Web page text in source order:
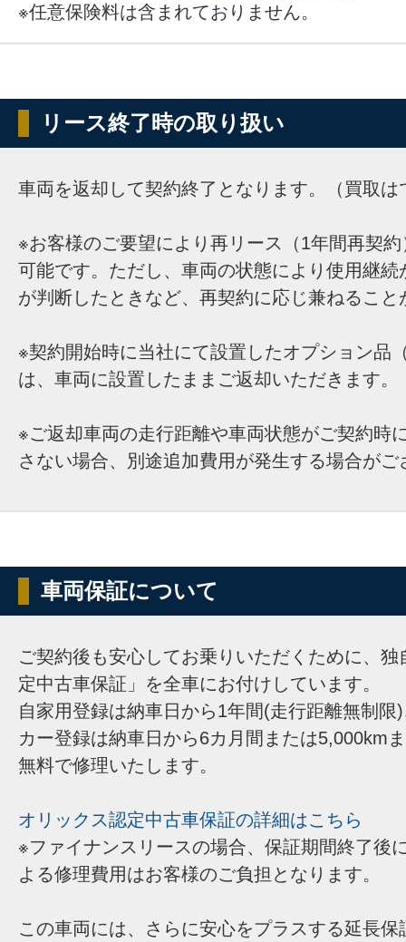
※任意保険料は含まれておりません。
リース終了時の取り扱い
車両を返却して契約終了となります。（買取は
※お客様のご要望により再リース（1年間再契
可能です。ただし、車両の状態により使用継続
が判断したときなど、再契約に応じ兼ねること
※契約開始時に当社にて設置したオプション品
は、車両に設置したままご返却いただきます。
※ご返却車両の走行距離や車両状態がご契約時
さない場合、別途追加費用が発生する場合がご
車両保証について
ご契約後も安心してお乗りいただくために、
定中古車保証」を全車にお付けしています。
自家用登録は納車日から1年間(走行距離無制限
カー登録は納車日から6カ月間または5,000km
無料で修理いたします。
オリックス認定中古車保証の詳細はこちら
※ファイナンスリースの場合、保証期間終了後
よる修理費用はお客様のご負担となります。
この車両には、さらに安心をプラスする延長